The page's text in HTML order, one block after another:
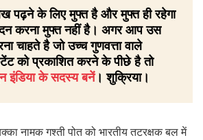
पढ़ने के लिए मुफ्त है और मुफ्त ही रहेगा
करना मुफ्त नहीं है। अगर आप उस
चाहते है जो उच्च गुणवत्ता वाले
कंटेंट को प्रकाशित करने के पीछे है तो
इंडिया के सदस्य बनें। शुक्रिया।
नामक गश्ती पोत को भारतीय तटरक्षक बल में